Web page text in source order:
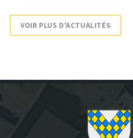
VOIR PLUS D'ACTUALITÉS